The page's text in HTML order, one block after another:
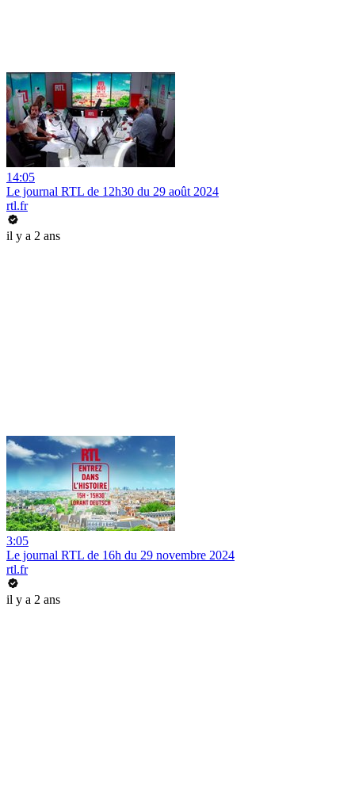
14:05
Le journal RTL de 12h30 du 29 août 2024
rtl.fr
il y a 2 ans
3:05
Le journal RTL de 16h du 29 novembre 2024
rtl.fr
il y a 2 ans